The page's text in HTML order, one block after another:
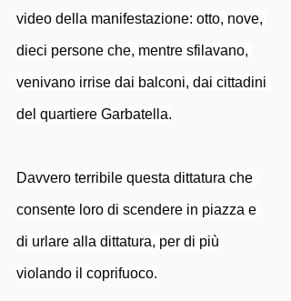
video della manifestazione: otto, nove,
dieci persone che, mentre sfilavano,
venivano irrise dai balconi, dai cittadini
del quartiere Garbatella.
Davvero terribile questa dittatura che
consente loro di scendere in piazza e
di urlare alla dittatura, per di più
violando il coprifuoco.